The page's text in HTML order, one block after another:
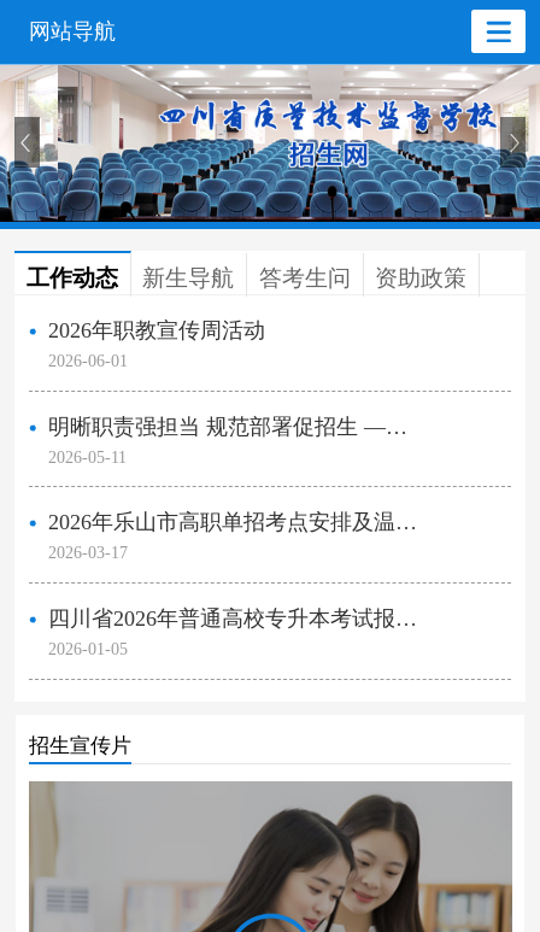
网站导航
工作动态 新生导航 答考生问 资助政策
2026年职教宣传周活动
2026-06-01
明晰职责强担当 规范部署促招生 —…
2026-05-11
2026年乐山市高职单招考点安排及温…
2026-03-17
四川省2026年普通高校专升本考试报…
2026-01-05
招生宣传片